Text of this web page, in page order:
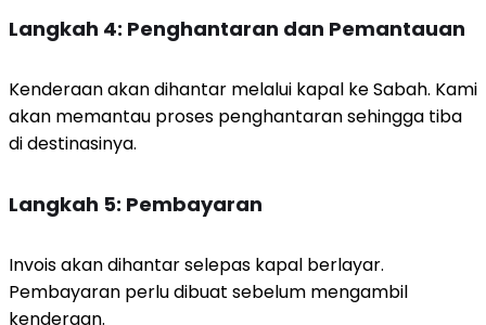
Langkah 4: Penghantaran dan Pemantauan
Kenderaan akan dihantar melalui kapal ke Sabah. Kami
akan memantau proses penghantaran sehingga tiba
di destinasinya.
Langkah 5: Pembayaran
Invois akan dihantar selepas kapal berlayar.
Pembayaran perlu dibuat sebelum mengambil
kenderaan.